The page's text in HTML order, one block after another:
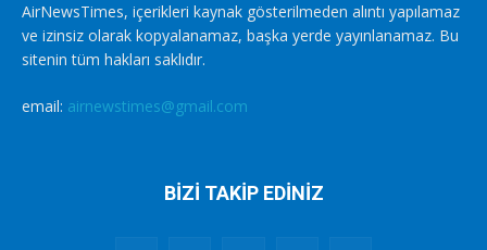
AirNewsTimes, içerikleri kaynak gösterilmeden alıntı yapılamaz
ve izinsiz olarak kopyalanamaz, başka yerde yayınlanamaz. Bu
sitenin tüm hakları saklıdır.
email: airnewstimes@gmail.com
BİZİ TAKİP EDİNİZ